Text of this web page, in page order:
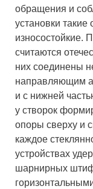
обращения и
установки такие
износостойкие.
считаются
них соединены
направляющим
и с нижней
у створок
опоры сверху и
каждое
устройствах
шарнирных